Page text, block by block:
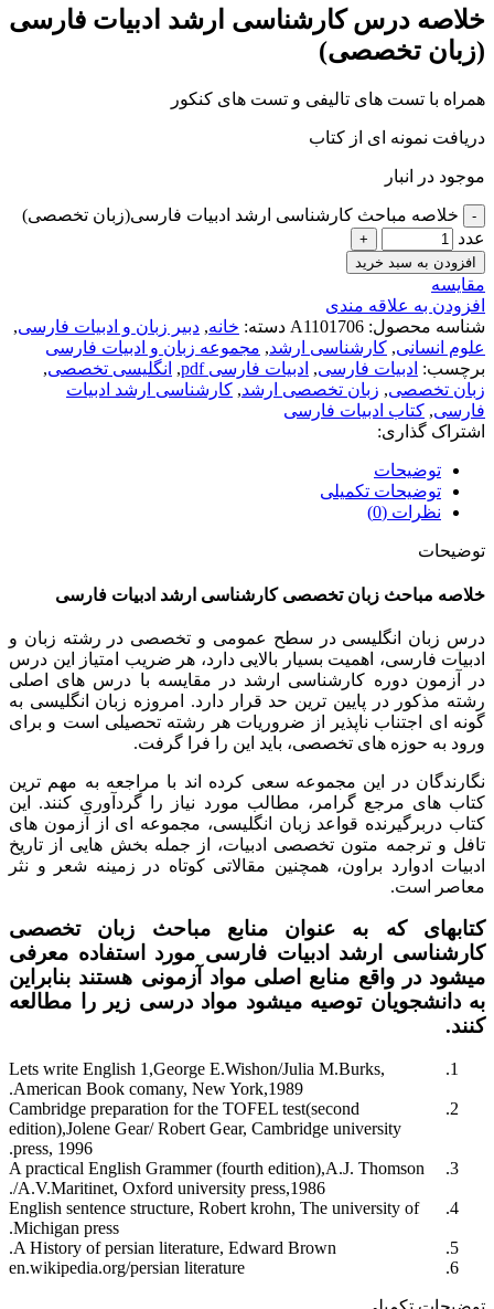
خلاصه درس کارشناسی ارشد ادبیات فارسی
(زبان تخصصی)
همراه با تست های تالیفی و تست های کنکور
دریافت نمونه ای از کتاب
موجود در انبار
خلاصه مباحث کارشناسی ارشد ادبیات فارسی(زبان تخصصی)
عدد
افزودن به سبد خرید
مقايسه
افزودن به علاقه مندی
شناسه محصول: A1101706 دسته: خانه, دبير زبان و ادبیات فارسی,
علوم انسانی, کارشناسی ارشد, مجموعه زبان و ادبیات فارسی
برچسب: ادبیات فارسی, ادبیات فارسی pdf , انگلیسی تخصصی,
زبان تخصصی, زبان تخصصی ارشد, کارشناسی ارشد ادبیات
فارسی, کتاب ادبیات فارسی
اشتراک گذاری:
توضیحات
توضیحات تکمیلی
نظرات (0)
توضیحات
خلاصه مباحث زبان تخصصی کارشناسی ارشد ادبیات فارسی
درس زبان انگلیسی در سطح عمومی و تخصصی در رشته زبان و
ادبیات فارسی، اهمیت بسیار بالایی دارد، هر ضریب امتیاز این درس
در آزمون دوره کارشناسی ارشد در مقایسه با درس های اصلی
رشته مذکور در پایین ترین حد قرار دارد. امروزه زبان انگلیسی به
گونه ای اجتناب ناپذیر از ضروریات هر رشته تحصیلی است و برای
ورود به حوزه های تخصصی، باید این را فرا گرفت.
نگارندگان در این مجموعه سعی کرده اند با مراجعه به مهم ترین
کتاب های مرجع گرامر، مطالب مورد نیاز را گردآوری کنند. این
کتاب دربرگیرنده قواعد زبان انگلیسی، مجموعه ای از آزمون های
تافل و ترجمه متون تخصصی ادبیات، از جمله بخش هایی از تاریخ
ادبیات ادوارد براون، همچنین مقالاتی کوتاه در زمینه شعر و نثر
معاصر است.
کتابهای که به عنوان منابع مباحث زبان تخصصی
کارشناسی ارشد ادبیات فارسی مورد استفاده معرفی
میشود در واقع منابع اصلی مواد آزمونی هستند بنابراین
به دانشجویان توصیه میشود مواد درسی زیر را مطالعه
کنند.
Lets write English 1,George E.Wishon/Julia M.Burks,
American Book comany, New York,1989.
Cambridge preparation for the TOFEL test(second
edition),Jolene Gear/ Robert Gear, Cambridge university
press, 1996.
A practical English Grammer (fourth edition),A.J. Thomson
/A.V.Maritinet, Oxford university press,1986.
English sentence structure, Robert krohn, The university of
Michigan press.
A History of persian literature, Edward Brown.
en.wikipedia.org/persian literature